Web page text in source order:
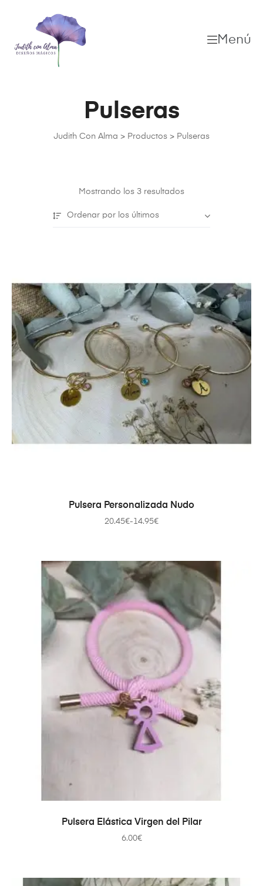
Menú
Judith Con Alma > Productos > Pulseras
Pulseras
Mostrando los 3 resultados
Ordenar por los últimos
SELECCIONAR OPCIONES
Pulsera Personalizada Nudo
14.95€
-
20.45€
SELECCIONAR OPCIONES
Pulsera Elástica Virgen del Pilar
6.00€